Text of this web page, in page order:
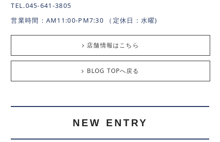
TEL.045-641-3805
営業時間：AM11:00-PM7:30 （定休日：水曜)
店舗情報はこちら
BLOG TOPへ戻る
NEW ENTRY